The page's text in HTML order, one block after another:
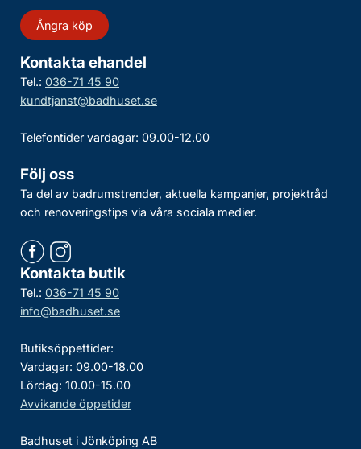
Ångra köp
Kontakta ehandel
Tel.: 036-71 45 90
kundtjanst@badhuset.se
Telefontider vardagar: 09.00-12.00
Följ oss
Ta del av badrumstrender, aktuella kampanjer, projektråd
och renoveringstips via våra sociala medier.
Kontakta butik
Tel.: 036-71 45 90
info@badhuset.se
Butiksöppettider:
Vardagar: 09.00-18.00
Lördag: 10.00-15.00
Avvikande öppetider
Badhuset i Jönköping AB